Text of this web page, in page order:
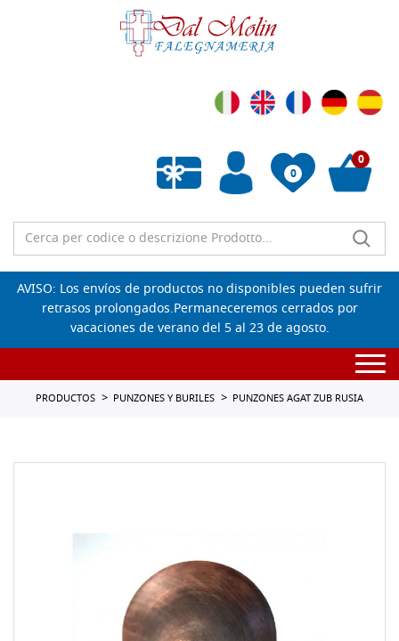
0
Lista de deseos vacía
0
AVISO: Los envíos de productos no disponibles pueden sufrir
retrasos prolongados.Permaneceremos cerrados por
vacaciones de verano del 5 al 23 de agosto.
PRODUCTOS PUNZONES Y BURILES PUNZONES AGAT ZUB RUSIA